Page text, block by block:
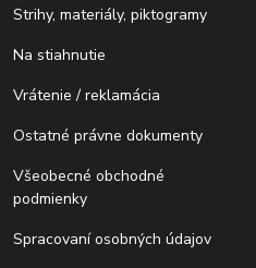
Strihy, materiály, piktogramy
Na stiahnutie
Vrátenie / reklamácia
Ostatné právne dokumenty
Všeobecné obchodné
podmienky
Spracovaní osobných údajov